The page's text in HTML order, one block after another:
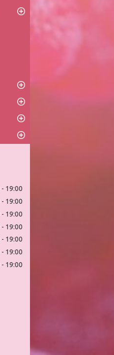
19:00
19:00
19:00
19:00
19:00
19:00
19:00